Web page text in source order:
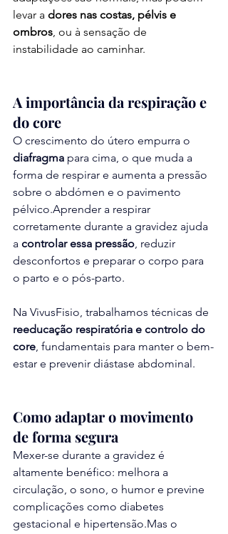
levar a dores nas costas, pélvis e
ombros, ou à sensação de
instabilidade ao caminhar.
A importância da respiração e
do core
O crescimento do útero empurra o
diafragma para cima, o que muda a
forma de respirar e aumenta a pressão
sobre o abdómen e o pavimento
pélvico.Aprender a respirar
corretamente durante a gravidez ajuda
a controlar essa pressão, reduzir
desconfortos e preparar o corpo para
o parto e o pós-parto.
Na VivusFisio, trabalhamos técnicas de
reeducação respiratória e controlo do
core, fundamentais para manter o bem-
estar e prevenir diástase abdominal.
Como adaptar o movimento
de forma segura
Mexer-se durante a gravidez é
altamente benéfico: melhora a
circulação, o sono, o humor e previne
complicações como diabetes
gestacional e hipertensão.Mas o